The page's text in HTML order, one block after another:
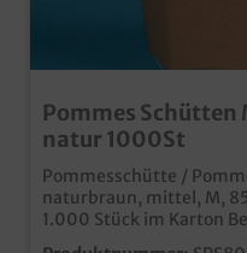
Pommes
natur 1000St
Pommesschütte /
naturbraun, mittel, M,
1.000 Stück im Karton Bekannt aus großen Fastfood
Ketten für eine mittlere Portion Pommes cooler